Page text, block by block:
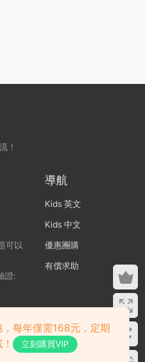
！
可以
證:
導航
Kids 英文
Kids 中文
優惠團購
有償求助
每年僅需168元，定期
！
立刻購買VIP